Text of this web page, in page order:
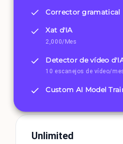
Corrector gramatical
Xat d'IA
2,000/Mes
Detector de vídeo
10 escanejos de vídeo/
Custom AI Model
Unlimited